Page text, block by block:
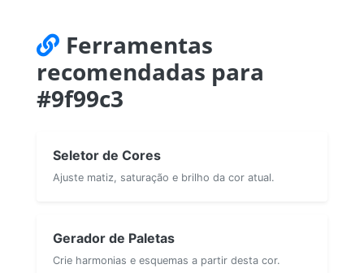
Ferramentas
recomendadas para
#9f99c3
Seletor de Cores
Ajuste matiz, saturação e brilho da cor atual.
Gerador de Paletas
Crie harmonias e esquemas a partir desta cor.